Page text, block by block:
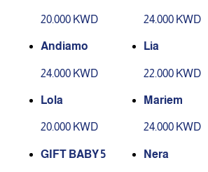
20.000 KWD 24.000 KWD
Andiamo
24.000 KWD
Lia
22.000 KWD
Lola
20.000 KWD
Mariem
24.000 KWD
GIFT BABY 5 Nera